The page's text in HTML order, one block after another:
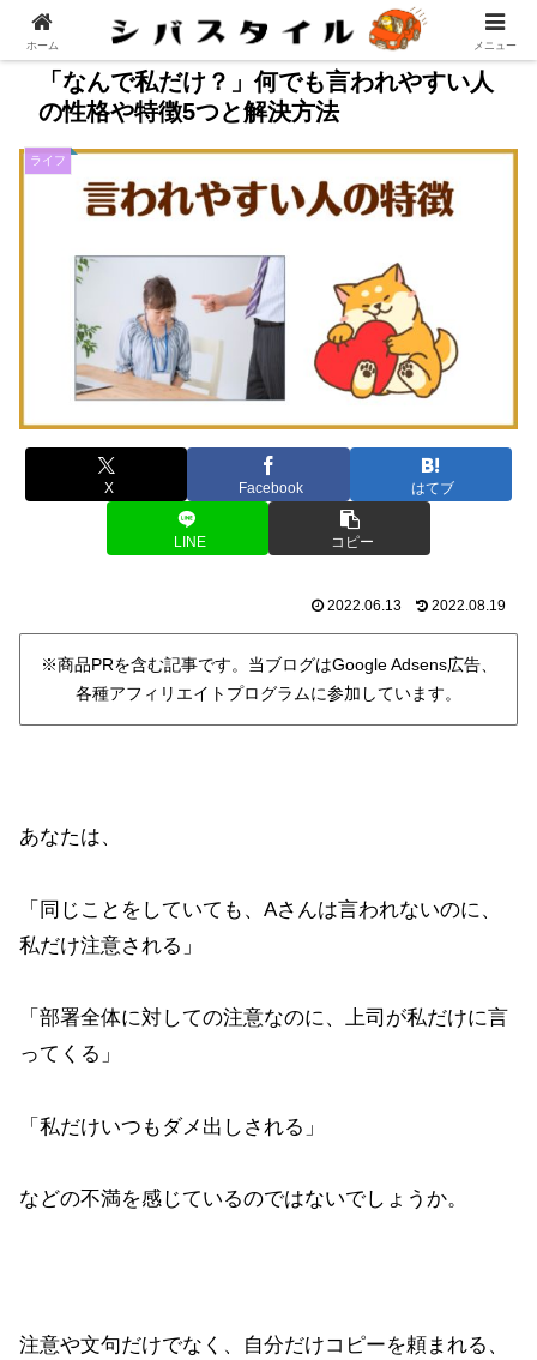
「なんで私だけ？」何でも言われやすい人
の性格や特徴5つと解決方法
ライフ
X Facebook はてブ
LINE コピー
2022.06.13 2022.08.19
※商品PRを含む記事です。当ブログはGoogle Adsens広告、
各種アフィリエイトプログラムに参加しています。
あなたは、
「同じことをしていても、Aさんは言われないのに、
私だけ注意される」
「部署全体に対しての注意なのに、上司が私だけに言
ってくる」
「私だけいつもダメ出しされる」
などの不満を感じているのではないでしょうか。
注意や文句だけでなく、自分だけコピーを頼まれる、
ホーム メニュー